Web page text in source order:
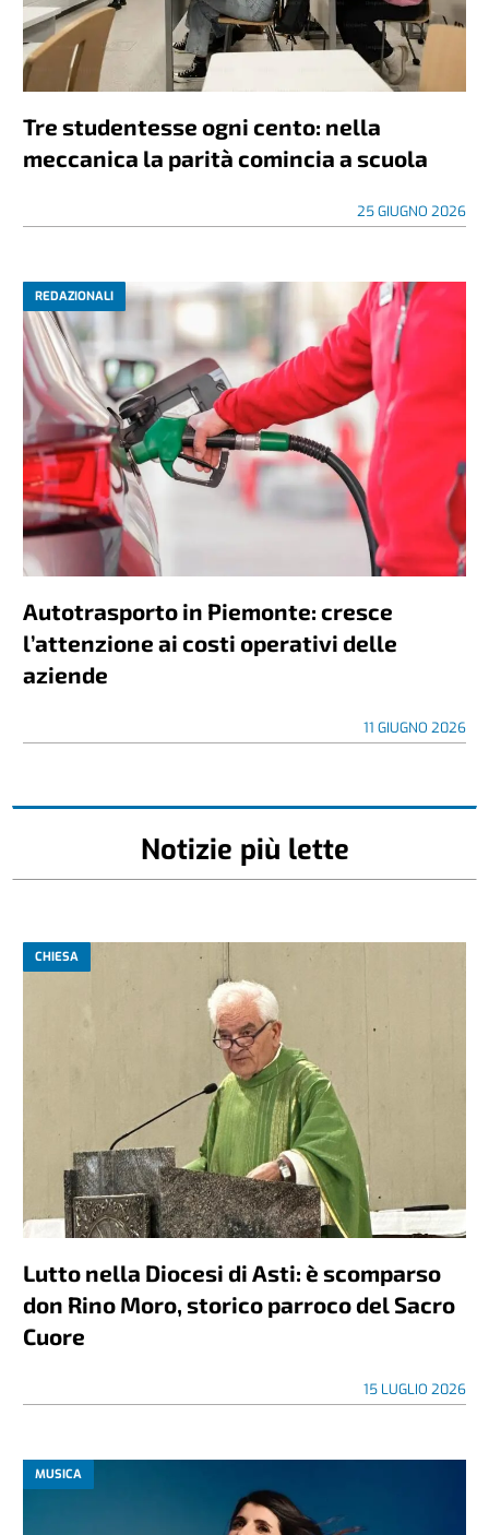
Tre studentesse ogni cento: nella
meccanica la parità comincia a scuola
25 GIUGNO 2026
REDAZIONALI
Autotrasporto in Piemonte: cresce
l’attenzione ai costi operativi delle
aziende
11 GIUGNO 2026
Notizie più lette
CHIESA
Lutto nella Diocesi di Asti: è scomparso
don Rino Moro, storico parroco del Sacro
Cuore
15 LUGLIO 2026
MUSICA